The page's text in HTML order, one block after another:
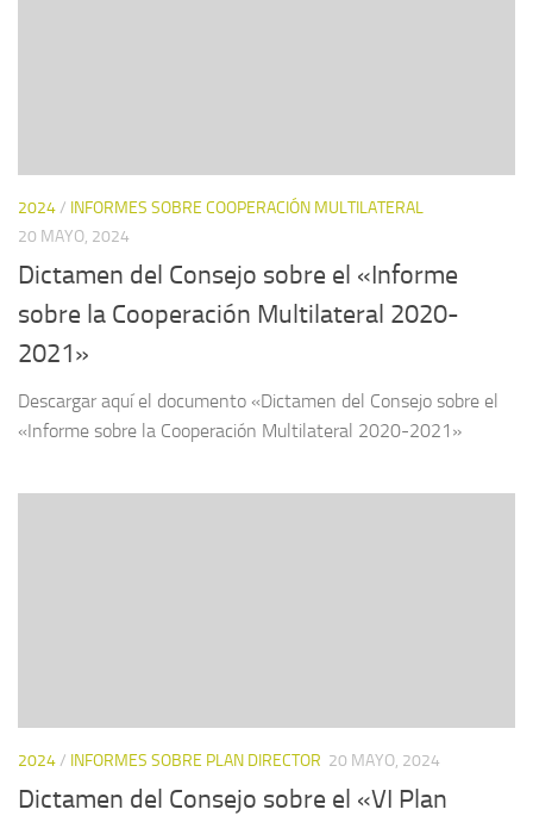
2024/ INFORMES SOBRE COOPERACIÓN MULTILATERAL
20 MAYO, 2024
Dictamen del Consejo sobre el «Informe
sobre la Cooperación Multilateral 2020-
2021»
Descargar aquí el documento «Dictamen del Consejo sobre el
«Informe sobre la Cooperación Multilateral 2020-2021»
2024/ INFORMES SOBRE PLAN DIRECTOR 20 MAYO, 2024
Dictamen del Consejo sobre el «VI Plan